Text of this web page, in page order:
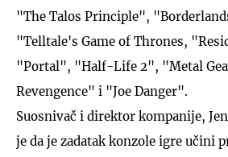
"The Talos Principle",
"Telltale's Game of Thrones,
"Portal", "Half-Life 2", "Metal
Revengence" i "Joe Danger".
Suosnivač i direktor kompanije,
je da je zadatak konzole igre učini